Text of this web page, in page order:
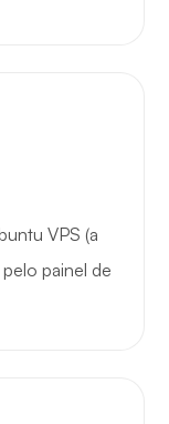
VPS (a
painel de